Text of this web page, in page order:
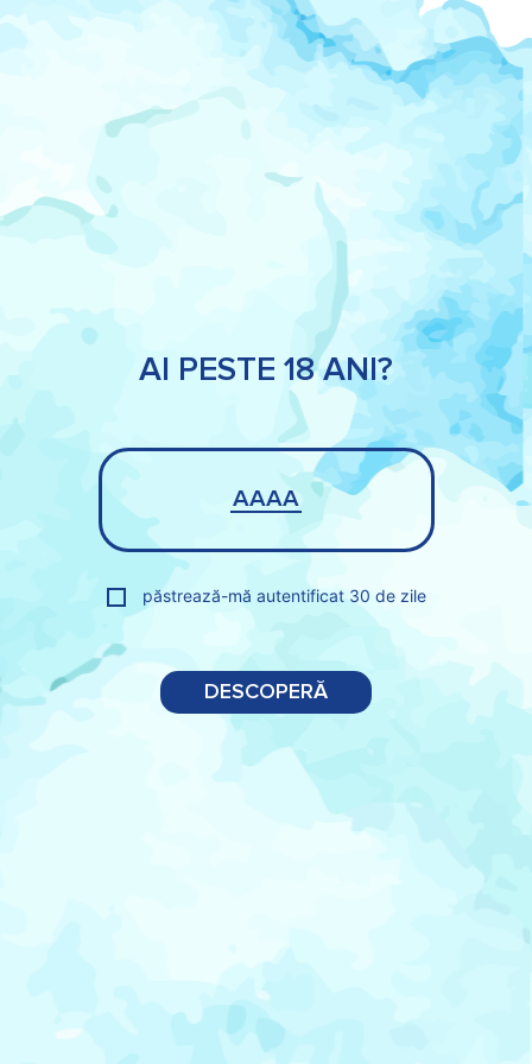
AI PESTE 18 ANI?
păstrează-mă autentificat 30 de zile
DESCOPERĂ